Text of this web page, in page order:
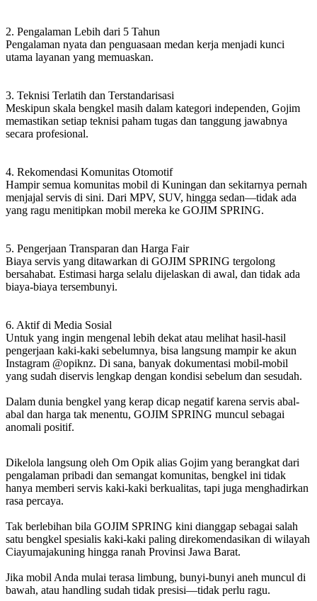
2. Pengalaman Lebih dari 5 Tahun
Pengalaman nyata dan penguasaan medan kerja menjadi kunci
utama layanan yang memuaskan.
3. Teknisi Terlatih dan Terstandarisasi
Meskipun skala bengkel masih dalam kategori independen, Gojim
memastikan setiap teknisi paham tugas dan tanggung jawabnya
secara profesional.
4. Rekomendasi Komunitas Otomotif
Hampir semua komunitas mobil di Kuningan dan sekitarnya pernah
menjajal servis di sini. Dari MPV, SUV, hingga sedan—tidak ada
yang ragu menitipkan mobil mereka ke GOJIM SPRING.
5. Pengerjaan Transparan dan Harga Fair
Biaya servis yang ditawarkan di GOJIM SPRING tergolong
bersahabat. Estimasi harga selalu dijelaskan di awal, dan tidak ada
biaya-biaya tersembunyi.
6. Aktif di Media Sosial
Untuk yang ingin mengenal lebih dekat atau melihat hasil-hasil
pengerjaan kaki-kaki sebelumnya, bisa langsung mampir ke akun
Instagram @opiknz. Di sana, banyak dokumentasi mobil-mobil
yang sudah diservis lengkap dengan kondisi sebelum dan sesudah.
Dalam dunia bengkel yang kerap dicap negatif karena servis abal-
abal dan harga tak menentu, GOJIM SPRING muncul sebagai
anomali positif.
Dikelola langsung oleh Om Opik alias Gojim yang berangkat dari
pengalaman pribadi dan semangat komunitas, bengkel ini tidak
hanya memberi servis kaki-kaki berkualitas, tapi juga menghadirkan
rasa percaya.
Tak berlebihan bila GOJIM SPRING kini dianggap sebagai salah
satu bengkel spesialis kaki-kaki paling direkomendasikan di wilayah
Ciayumajakuning hingga ranah Provinsi Jawa Barat.
Jika mobil Anda mulai terasa limbung, bunyi-bunyi aneh muncul di
bawah, atau handling sudah tidak presisi—tidak perlu ragu.